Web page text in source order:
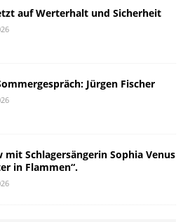
auf Werterhalt und Sicherheit
Jürgen Fischer
mit Schlagersängerin Sophia Venus
in Flammen“.